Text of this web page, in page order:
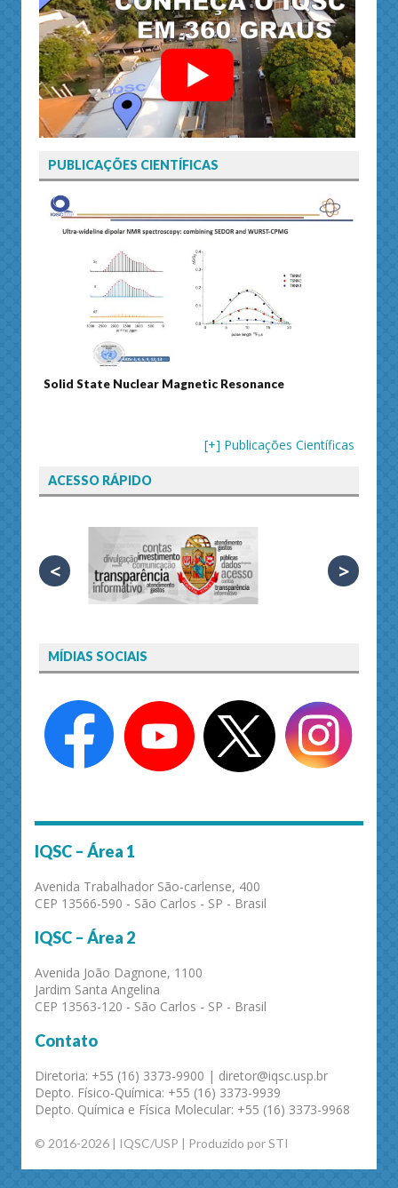
PUBLICAÇÕES CIENTÍFICAS
Resonance Journal of Separation Science
[+] Publicações Científicas
ACESSO RÁPIDO
< >
MÍDIAS SOCIAIS
IQSC – Área 1
Avenida Trabalhador São-carlense, 400
CEP 13566-590 - São Carlos - SP - Brasil
IQSC – Área 2
Avenida João Dagnone, 1100
Jardim Santa Angelina
CEP 13563-120 - São Carlos - SP - Brasil
Contato
Diretoria: +55 (16) 3373-9900 | diretor@iqsc.usp.br
Depto. Físico-Química: +55 (16) 3373-9939
Depto. Química e Física Molecular: +55 (16) 3373-9968
© 2016-2026 | IQSC/USP | Produzido por STI